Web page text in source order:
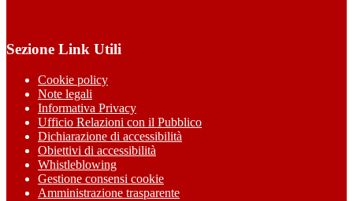
Sezione Link Utili
Cookie policy
Note legali
Informativa Privacy
Ufficio Relazioni con il Pubblico
Dichiarazione di accessibilità
Obiettivi di accessibilità
Whistleblowing
Gestione consensi cookie
Amministrazione trasparente